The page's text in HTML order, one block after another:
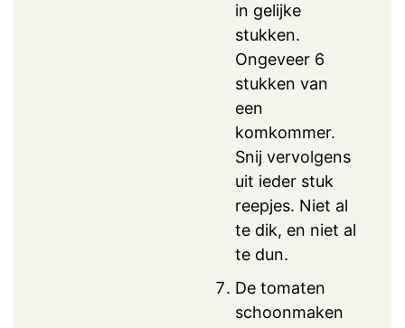
in gelijke
stukken.
Ongeveer 6
stukken van
een
komkommer.
Snij vervolgens
uit ieder stuk
reepjes. Niet al
te dik, en niet al
te dun.
De tomaten
schoonmaken